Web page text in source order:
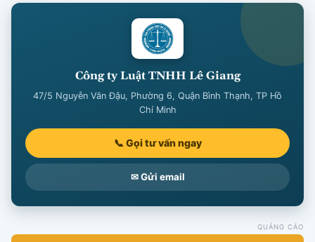
Công ty Luật TNHH Lê Giang
47/5 Nguyễn Văn Đậu, Phường 6, Quận Bình Thạnh, TP Hồ
Chí Minh
📞 Gọi tư vấn ngay
✉ Gửi email
QUẢNG CÁO